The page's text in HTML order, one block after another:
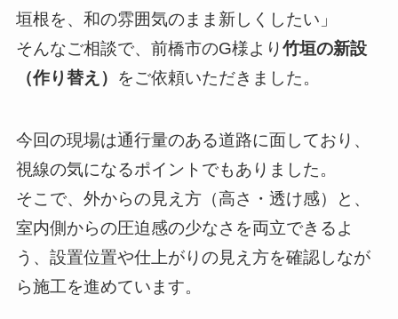
垣根を、和の雰囲気のまま新しくしたい」
そんなご相談で、前橋市のG様より竹垣の新設
（作り替え） をご依頼いただきました。
今回の現場は通行量のある道路に面しており、
視線の気になるポイントでもありました。
そこで、外からの見え方（高さ・透け感）と、
室内側からの圧迫感の少なさを両立できるよ
う、設置位置や仕上がりの見え方を確認しなが
ら施工を進めています。